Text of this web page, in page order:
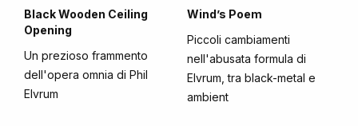
Black Wooden Ceiling
Opening
Un prezioso frammento
dell'opera omnia di Phil
Elvrum
Wind’s Poem
Piccoli cambiamenti
nell'abusata formula di
Elvrum, tra black-metal e
ambient